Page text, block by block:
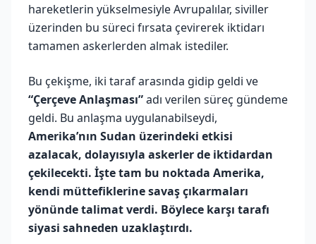
hareketlerin yükselmesiyle Avrupalılar, siviller
üzerinden bu süreci fırsata çevirerek iktidarı
tamamen askerlerden almak istediler.
Bu çekişme, iki taraf arasında gidip geldi ve
“Çerçeve Anlaşması”adı verilen süreç gündeme
geldi. Bu anlaşma uygulanabilseydi,
Amerika’nın Sudan üzerindeki etkisi
azalacak, dolayısıyla askerler de iktidardan
çekilecekti. İşte tam bu noktada Amerika,
kendi müttefiklerine savaş çıkarmaları
yönünde talimat verdi. Böylece karşı tarafı
siyasi sahneden uzaklaştırdı.